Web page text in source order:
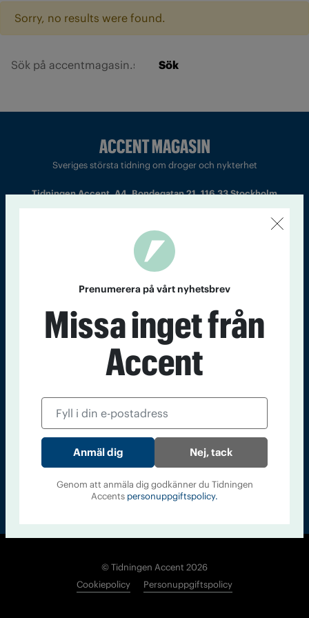
Sorry, no results were found.
Sök
Sveriges största tidning om droger och nykterhet
Tidningen Accent, A4, Bondegatan 21, 116 33 Stockholm
Chefredaktör och ansvarig utgivare: Barbro Janson Lundkvist,
barbro@a4.se.
Kontakt Om Tidningen Tidningsarkiv In English
Läs tidigare
Accent
© Tidningen Accent 2026
Cookiepolicy
Personuppgiftspolicy
Prenumerera på vårt nyhetsbrev
Missa inget från
Accent
Nej, tack
Genom att anmäla dig godkänner du Tidningen
Accents personuppgiftspolicy.